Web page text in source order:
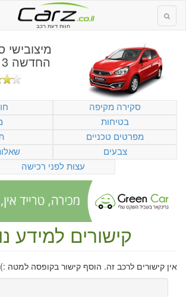
חוות דעת רכב
החדשה 2013 - 2018
סקירה מקיפה
בטיחות
מפרטים טכניים
צבעים
עצות לפני רכישה
קישורים למידע
אין קישורים לרכב זה. הוסף קישור בקופסה למטה :)